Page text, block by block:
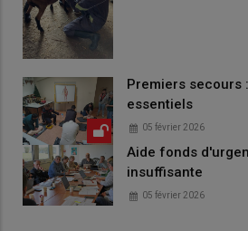
Premiers secours
essentiels
05 février 2026
Aide fonds
insuffisante
05 février 2026